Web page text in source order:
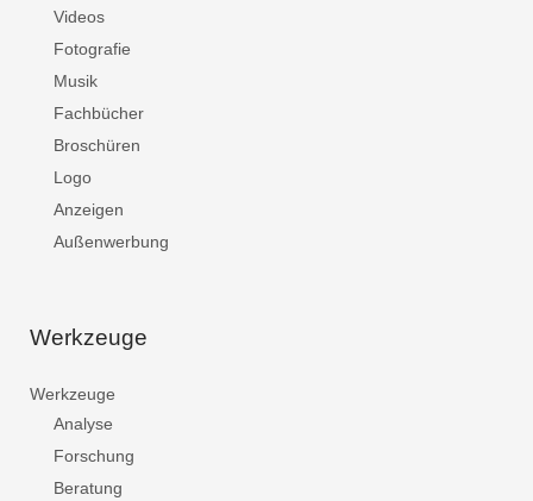
Videos
Fotografie
Musik
Fachbücher
Broschüren
Logo
Anzeigen
Außenwerbung
Werkzeuge
Werkzeuge
Analyse
Forschung
Beratung